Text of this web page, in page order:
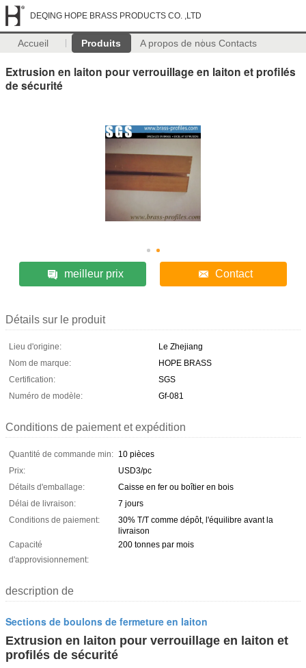
DEQING HOPE BRASS PRODUCTS CO. ,LTD
Accueil Produits A propos de nous Contacts
Extrusion en laiton pour verrouillage en laiton et profilés
de sécurité
meilleur prix Contact
Détails sur le produit
Lieu d'origine:
Le Zhejiang
Nom de marque:
HOPE BRASS
Certification:
SGS
Numéro de modèle:
Gf-081
Conditions de paiement et expédition
Quantité de commande min: 10 pièces
Prix:
USD3/pc
Détails d'emballage:
Caisse en fer ou boîtier en bois
Délai de livraison:
7 jours
Conditions de paiement:
30% T/T comme dépôt, l'équilibre avant la
livraison
Capacité
d'approvisionnement:
200 tonnes par mois
description de
Sections de boulons de fermeture en laiton
Extrusion en laiton pour verrouillage en laiton et
profilés de sécurité